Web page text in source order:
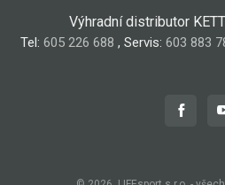
Výhradní distributor
Tel: 605 226 688 , Servis: 603 883